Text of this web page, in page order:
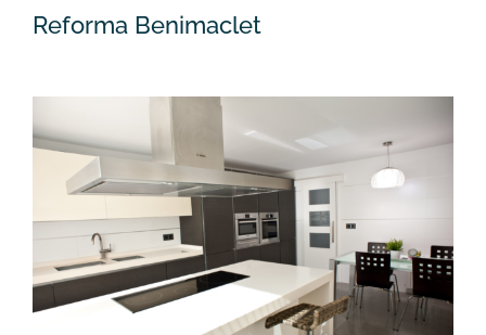
Reforma Benimaclet
Reforma Benimaclet